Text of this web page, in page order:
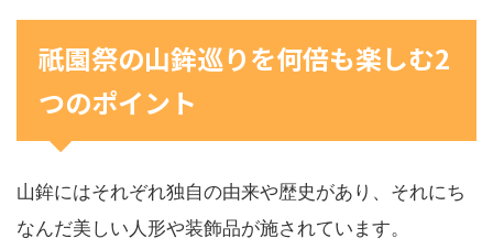
祇園祭の山鉾巡りを何倍も楽しむ2
つのポイント
山鉾にはそれぞれ独自の由来や歴史があり、それにち
なんだ美しい人形や装飾品が施されています。